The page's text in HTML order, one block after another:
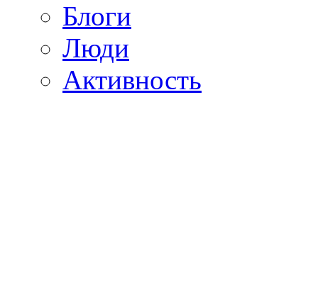
Блоги
Люди
Активность